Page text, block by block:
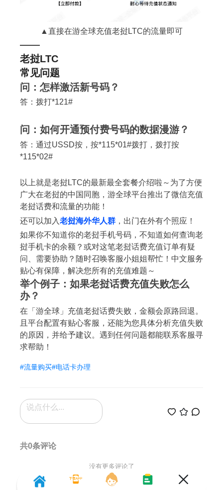
▲直接在游全球充值老挝LTC的流量即可
——
老挝LTC
常见问题
问：怎样激活新号码？
答：拨打*121#
问：如何开通预付费号码的数据漫游？
答：通过USSD按，按*115*01#拨打，拨打按
*115*02#
以上就是老挝LTC的最新最全套餐介绍啦～为了方便
广大在老挝的中国同胞，游全球平台推出了微信充值
老挝话费和流量的功能！
还可以加入老挝海外华人群 ，出门在外有个照应！
如果你不知道你的老挝手机号码，不知道如何查询老
挝手机卡的余额？或对这笔老挝话费充值订单有疑
问、需要协助？随时召唤客服小姐姐帮忙！中文服务
贴心有保障，解决您所有的充值难题～
举个例子：如果老挝话费充值失败怎么
办？
在「游全球」充值老挝话费失败，金额会原路回退。
且平台配置有贴心客服，还能为您具体分析充值失败
的原因，并给予建议。遇到任何问题都能联系客服寻
求帮助！
#流量购买#电话卡办理
共0条评论
没有更多评论了